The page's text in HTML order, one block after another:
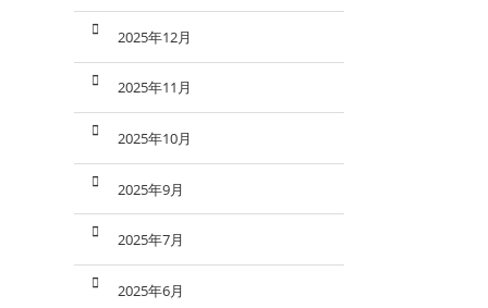
2025年12月
2025年11月
2025年10月
2025年9月
2025年7月
2025年6月